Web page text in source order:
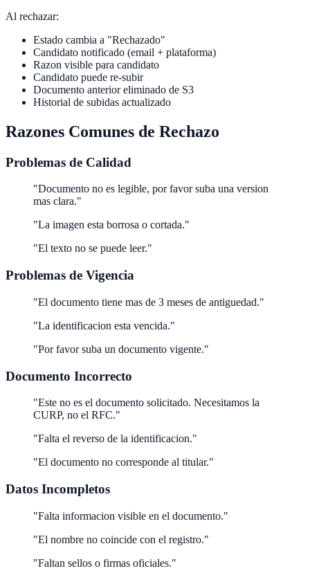
Al rechazar:
Estado cambia a "Rechazado"
Candidato notificado (email + plataforma)
Razon visible para candidato
Candidato puede re-subir
Documento anterior eliminado de S3
Historial de subidas actualizado
Razones Comunes de Rechazo
Problemas de Calidad
"Documento no es legible, por favor suba una version
mas clara."
"La imagen esta borrosa o cortada."
"El texto no se puede leer."
Problemas de Vigencia
"El documento tiene mas de 3 meses de antiguedad."
"La identificacion esta vencida."
"Por favor suba un documento vigente."
Documento Incorrecto
"Este no es el documento solicitado. Necesitamos la
CURP, no el RFC."
"Falta el reverso de la identificacion."
"El documento no corresponde al titular."
Datos Incompletos
"Falta informacion visible en el documento."
"El nombre no coincide con el registro."
"Faltan sellos o firmas oficiales."